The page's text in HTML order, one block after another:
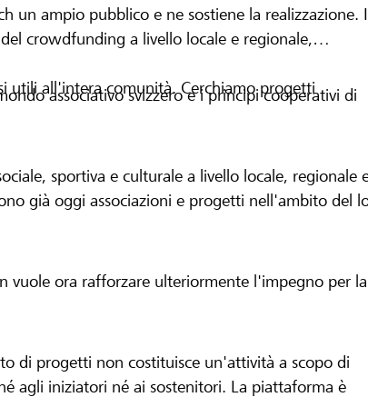
un ampio pubblico e ne sostiene la realizzazione.
crowdfunding a livello locale e regionale,
utili all'intera comunità. Cerchiamo progetti
associativo svizzero e i principi cooperativi di
sportiva e culturale a livello locale, regionale
già oggi associazioni e progetti nell'ambito del
vuole ora rafforzare ulteriormente l'impegno per la
di progetti non costituisce un'attività a scopo di
agli iniziatori né ai sostenitori. La piattaforma è